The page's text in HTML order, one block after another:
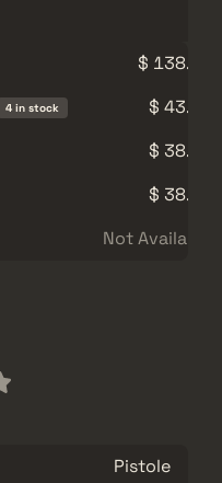
$ 138.93
4 in stock
$ 43.55
$ 38.45
$ 38.40
Not Available
Pistole